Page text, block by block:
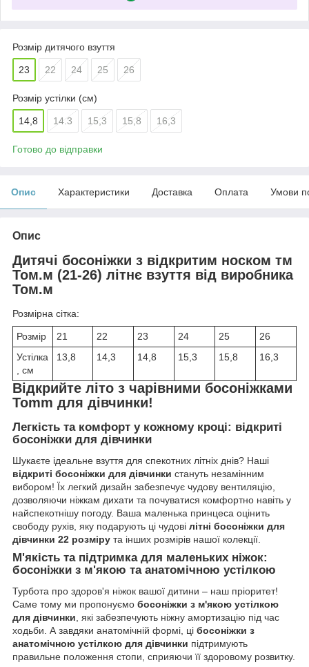
Розмір дитячого взуття
23 22 24 25 26
Розмір устілки (см)
14,8 14.3 15,3 15,8 16,3
Готово до відправки
Опис Характеристики Доставка Оплата Умови
Опис
Дитячі босоніжки з відкритим носком тм
Том.м (21-26) літнє взуття від виробника
Том.м
Розмірна сітка:
Розмір 21 22 23 24 25
26
Устілка
, см
13,8 14,3 14,8 15,3 15,8 16,3
Відкрийте літо з чарівними босоніжками
Tomm для дівчинки!
Легкість та комфорт у кожному кроці: відкриті
босоніжки для дівчинки
Шукаєте ідеальне взуття для спекотних літніх днів? Наші
відкриті босоніжки для дівчинки стануть незамінним
вибором! Їх легкий дизайн забезпечує чудову вентиляцію,
дозволяючи ніжкам дихати та почуватися комфортно навіть у
найспекотнішу погоду. Ваша маленька принцеса оцінить
свободу рухів, яку подарують ці чудові літні босоніжки для
дівчинки 22 розміру та інших розмірів нашої колекції.
М'якість та підтримка для маленьких ніжок:
босоніжки з м'якою та анатомічною устілкою
Турбота про здоров'я ніжок вашої дитини – наш пріоритет!
Саме тому ми пропонуємо босоніжки з м'якою устілкою
для дівчинки , які забезпечують ніжну амортизацію під час
ходьби. А завдяки анатомічній формі, ці босоніжки з
анатомічною устілкою для дівчинки підтримують
правильне положення стопи, сприяючи її здоровому розвитку.